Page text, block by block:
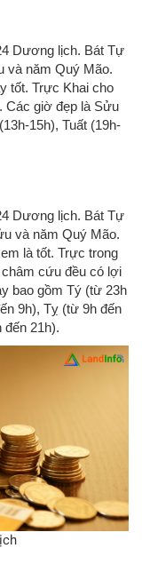
Dương lịch. Bát Tự
và năm Quý Mão.
tốt. Trực Khai cho
Các giờ đẹp là Sửu
15h), Tuất (19h-
Dương lịch. Bát Tự
và năm Quý Mão.
là tốt. Trực trong
cứu đều có lợi
bao gồm Tý (từ 23h
9h), Tỵ (từ 9h đến
đến 21h).